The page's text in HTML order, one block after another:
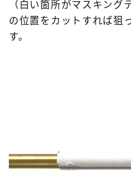
（白い箇所がマスキング
の位置をカットすれば狙
す。